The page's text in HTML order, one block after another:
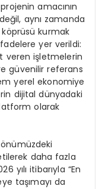
amacının
aynı zamanda
kurmak
yer verildi:
veren işletmelerin
güvenilir referans
yerel ekonomiye
dijital dünyadaki
olarak
daha fazla
yılı itibarıyla “En
taşımayı da